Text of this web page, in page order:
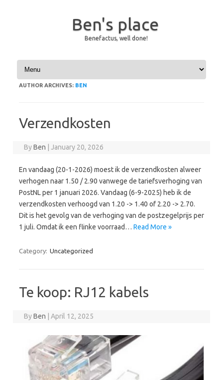
Ben's place
Benefactus, well done!
Skip to content
AUTHOR ARCHIVES: BEN
Verzendkosten
ByBen January 20, 2026
En vandaag (20-1-2026) moest ik de verzendkosten alweer
verhogen naar 1.50 / 2.90 vanwege de tariefsverhoging van
PostNL per 1 januari 2026. Vandaag (6-9-2025) heb ik de
verzendkosten verhoogd van 1.20 -> 1.40 of 2.20 -> 2.70.
Dit is het gevolg van de verhoging van de postzegelprijs per
1 juli. Omdat ik een flinke voorraad… Read More »
Category: Uncategorized
Te koop: RJ12 kabels
ByBen April 12, 2025